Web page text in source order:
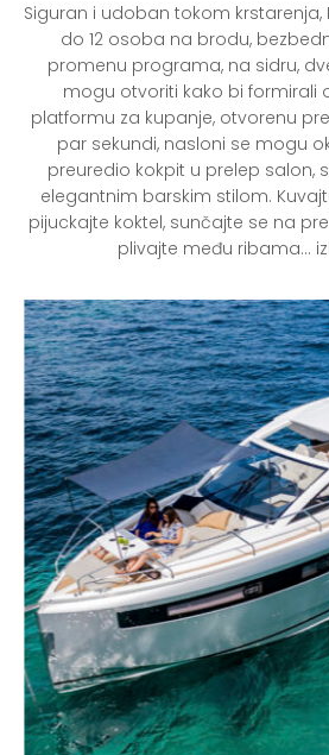
Siguran i udoban tokom krstarenja,
do 12 osoba na brodu,
promenu programa, na sidru,
mogu otvoriti kako bi formirali
platformu za kupanje, otvorenu
par sekundi, nasloni se mogu
preuredio kokpit u prelep salon,
elegantnim barskim stilom.
pijuckajte koktel, sunčajte se na
plivajte među ribama…